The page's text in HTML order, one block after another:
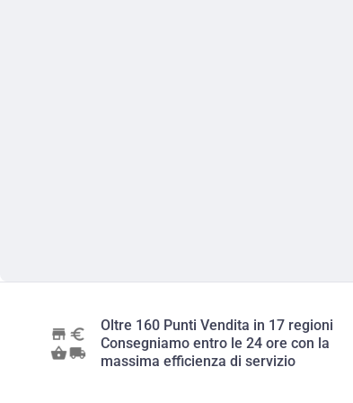
Oltre 160 Punti Vendita in 17 regioni
Consegniamo entro le 24 ore con la
massima efficienza di servizio